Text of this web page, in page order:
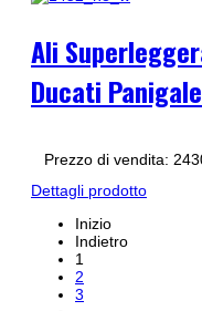
Ali
Ducati
Prezzo di vendita:
Dettagli prodotto
Inizio
Indietro
1
2
3